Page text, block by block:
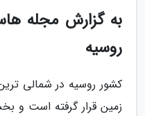
به گزارش مجله
روسیه
کشور روسیه در شمالی
زمین قرار گرفته است و